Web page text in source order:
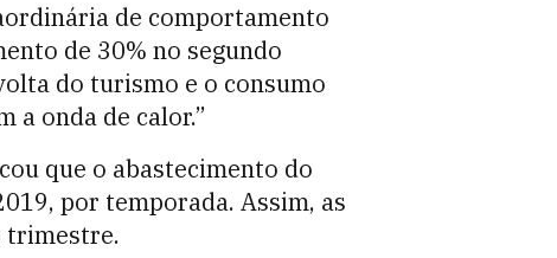
de comportamento
de 30% no segundo
do turismo e o consumo
a onda de calor.”
que o abastecimento do
por temporada. Assim, as
trimestre.